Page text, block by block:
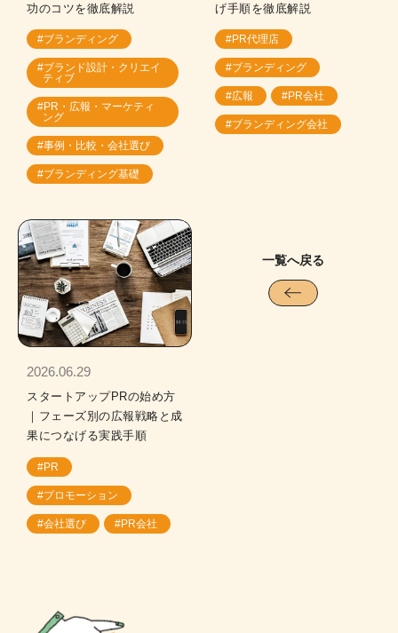
功のコツを徹底解説
#ブランディング
#ブランド設計・クリエイ
ティブ
#PR・広報・マーケティ
ング
#事例・比較・会社選び
#ブランディング基礎
げ手順を徹底解説
#PR代理店
#ブランディング
#広報 #PR会社
#ブランディング会社
2026.06.29
スタートアップPRの始め方
｜フェーズ別の広報戦略と成
果につなげる実践手順
#PR
#プロモーション
#会社選び #PR会社
一覧へ戻る